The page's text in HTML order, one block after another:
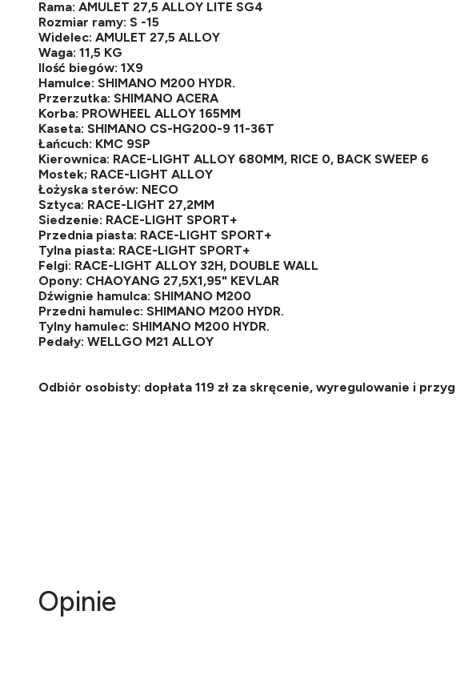
Rama: AMULET 27,5 ALLOY LITE SG4
Rozmiar ramy: S -15
Widelec: AMULET 27,5 ALLOY
Waga: 11,5 KG
Ilość biegów: 1X9
Hamulce: SHIMANO M200 HYDR.
Przerzutka: SHIMANO ACERA
Korba: PROWHEEL ALLOY 165MM
Kaseta: SHIMANO CS-HG200-9 11-36T
Łańcuch: KMC 9SP
Kierownica: RACE-LIGHT ALLOY 680MM, RICE 0, BACK SWEEP 6
Mostek; RACE-LIGHT ALLOY
Łożyska sterów: NECO
Sztyca: RACE-LIGHT 27,2MM
Siedzenie: RACE-LIGHT SPORT+
Przednia piasta: RACE-LIGHT SPORT+
Tylna piasta: RACE-LIGHT SPORT+
Felgi: RACE-LIGHT ALLOY 32H, DOUBLE WALL
Opony: CHAOYANG 27,5X1,95" KEVLAR
Dźwignie hamulca: SHIMANO M200
Przedni hamulec: SHIMANO M200 HYDR.
Tylny hamulec: SHIMANO M200 HYDR.
Pedały: WELLGO M21 ALLOY
Odbiór osobisty: dopłata 119 zł za skręcenie, wyregulowanie i
Opinie